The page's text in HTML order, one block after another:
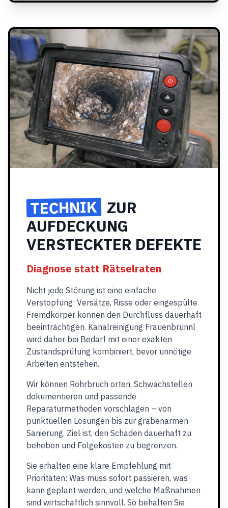
TECHNIK ZUR
AUFDECKUNG
VERSTECKTER DEFEKTE
Diagnose statt Rätselraten
Nicht jede Störung ist eine einfache
Verstopfung: Versätze, Risse oder eingespülte
Fremdkörper können den Durchfluss dauerhaft
beeinträchtigen. Kanalreinigung Frauenbrünnl
wird daher bei Bedarf mit einer exakten
Zustandsprüfung kombiniert, bevor unnötige
Arbeiten entstehen.
Wir können Rohrbruch orten, Schwachstellen
dokumentieren und passende
Reparaturmethoden vorschlagen – von
punktuellen Lösungen bis zur grabenarmen
Sanierung. Ziel ist, den Schaden dauerhaft zu
beheben und Folgekosten zu begrenzen.
Sie erhalten eine klare Empfehlung mit
Prioritäten: Was muss sofort passieren, was
kann geplant werden, und welche Maßnahmen
sind wirtschaftlich sinnvoll. So behalten Sie